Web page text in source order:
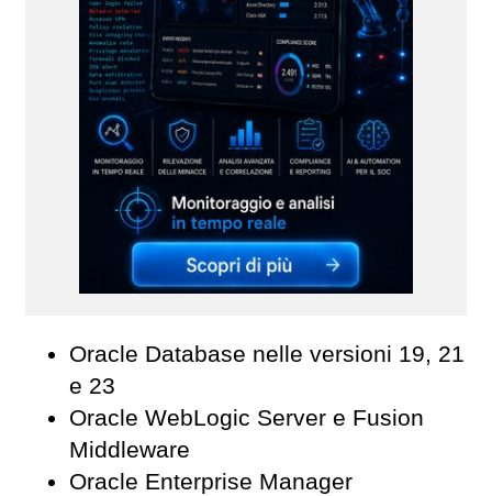
Oracle Database nelle versioni 19, 21
e 23
Oracle WebLogic Server e Fusion
Middleware
Oracle Enterprise Manager